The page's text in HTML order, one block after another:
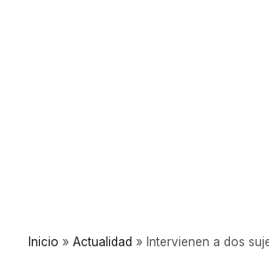
Inicio » Actualidad » Intervienen a dos